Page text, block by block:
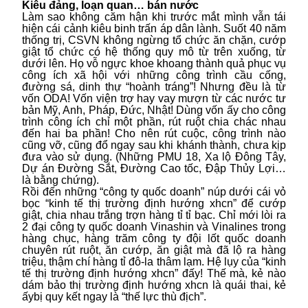
Kiêu đảng, loạn quan… bán nước
Làm sao không căm hận khi trước mắt mình vẫn tái
hiện cái cảnh kiêu binh trấn áp dân lành. Suốt 40 năm
thống trị, CSVN không ngừng tổ chức ăn chặn, cướp
giật tổ chức có hệ thống quy mô từ trên xuống, từ
dưới lên. Họ vỗ ngực khoe khoang thành quả phục vụ
công ích xã hội với những công trình cầu cống,
đường sá, dinh thự “hoành tráng”! Nhưng đều là từ
vốn ODA! Vốn viện trợ hay vay mượn từ các nước tư
bản Mỹ, Anh, Pháp, Đức, Nhật! Dùng vốn ấy cho công
trình công ích chỉ một phần, rút ruột chia chác nhau
đến hai ba phần! Cho nên rút cuộc, công trình nào
cũng vỡ, cũng đổ ngay sau khi khánh thành, chưa kịp
đưa vào sử dụng. (Những PMU 18, Xa lộ Đông Tây,
Dự án Đường Sắt, Đường Cao tốc, Đập Thủy Lợi…
là bằng chứng).
Rồi đến những “công ty quốc doanh” núp dưới cái vỏ
bọc “kinh tế thị trường định hướng xhcn” để cướp
giật, chia nhau trắng trợn hàng tỉ tỉ bạc. Chỉ mới lòi ra
2 đại công ty quốc doanh Vinashin và Vinalines trong
hàng chục, hàng trăm công ty đội lốt quốc doanh
chuyên rút ruột, ăn cướp, ăn giật mà đã lộ ra hàng
triệu, thậm chí hàng tỉ đô-la thâm lạm. Hệ lụy của “kinh
tế thị trường định hướng xhcn” đấy! Thế mà, kẻ nào
dám bảo thị trường định hướng xhcn là quái thai, kẻ
ấybị quy kết ngay là “thế lực thù địch”.